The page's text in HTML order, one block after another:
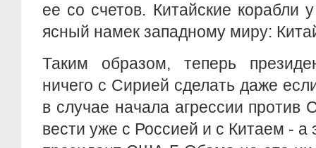
ее со счетов. Китайские корабли
ясный намек западному миру:
Таким образом, теперь
ничего с Сирией сделать даже
в случае начала агрессии против
вести уже с Россией и с Китаем -